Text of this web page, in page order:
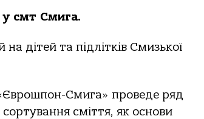
у смт Смига.
дітей та підлітків Смизької
Смига» проведе ряд
сортування сміття, як основи